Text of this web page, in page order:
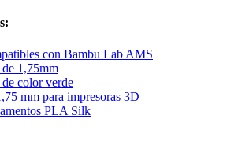
con Bambu Lab AMS
1,75mm
color verde
mm para impresoras 3D
PLA Silk